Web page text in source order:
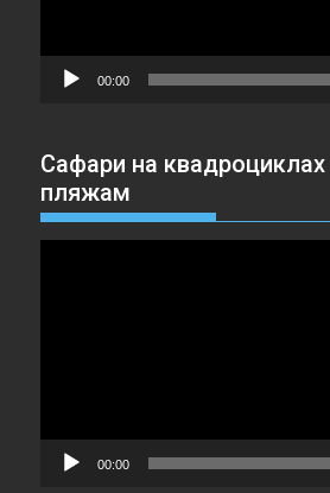
00:00
Сафари на
пляжам
00:00